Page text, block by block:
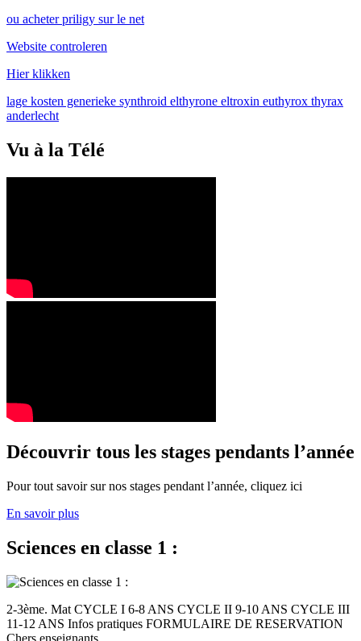
ou acheter priligy sur le net
Website controleren
Hier klikken
lage kosten generieke synthroid elthyrone eltroxin euthyrox thyrax
anderlecht
Vu à la Télé
Découvrir tous les stages pendants l’année
Pour tout savoir sur nos stages pendant l’année, cliquez ici
En savoir plus
Sciences en classe 1 :
2-3ème. Mat CYCLE I 6-8 ANS CYCLE II 9-10 ANS CYCLE III
11-12 ANS Infos pratiques FORMULAIRE DE RESERVATION
Chers enseignants,